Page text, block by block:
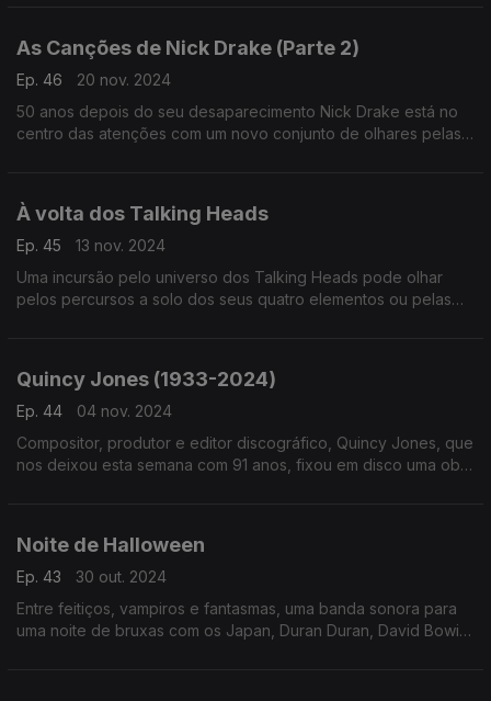
As Canções de Nick Drake (Parte 2)
Ep. 46
20 nov. 2024
50 anos depois do seu desaparecimento Nick Drake está no
centro das atenções com um novo conjunto de olhares pelas
À volta dos Talking Heads
Ep. 45
13 nov. 2024
Uma incursão pelo universo dos Talking Heads pode olhar
pelos percursos a solo dos seus quatro elementos ou pelas
Quincy Jones (1933-2024)
Ep. 44
04 nov. 2024
Compositor, produtor e editor discográfico, Quincy Jones, que
nos deixou esta semana com 91 anos, fixou em disco uma obra
Noite de Halloween
Ep. 43
30 out. 2024
Entre feitiços, vampiros e fantasmas, uma banda sonora para
uma noite de bruxas com os Japan, Duran Duran, David Bowie,